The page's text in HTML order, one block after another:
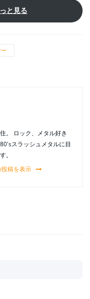
と見る
。 ロック、メタル好き
スラッシュメタルに目
。
稿を表示